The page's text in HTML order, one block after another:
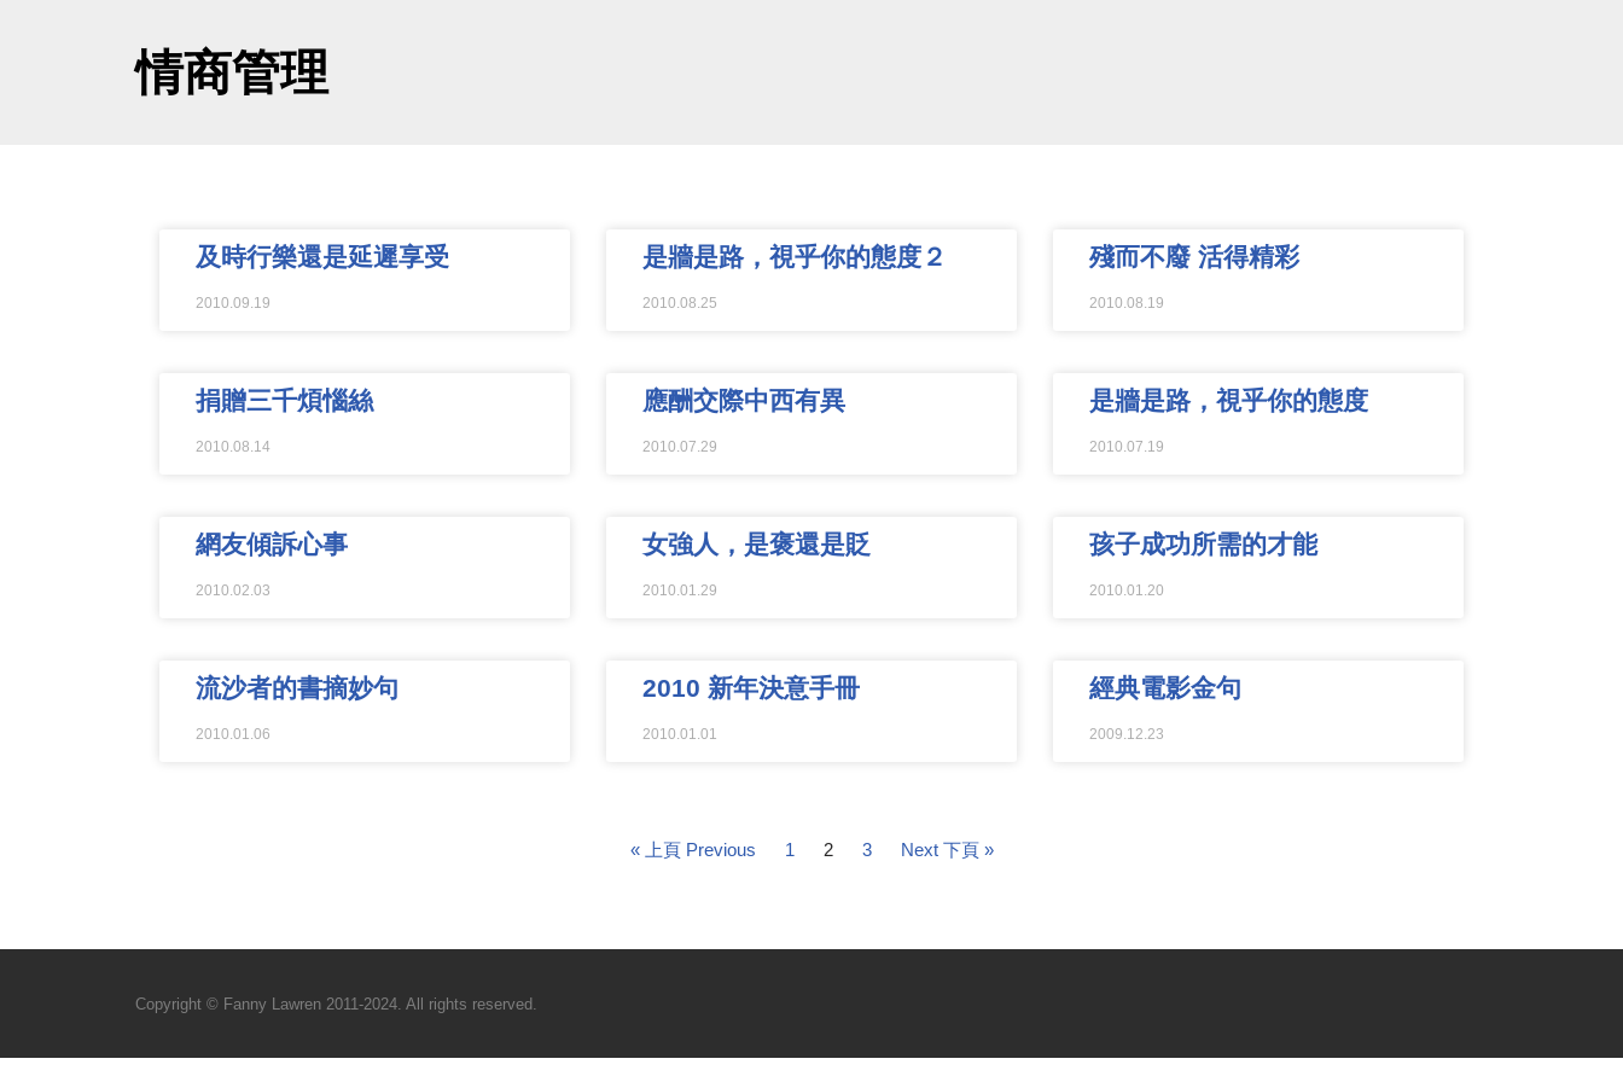
情商管理
及時行樂還是延遲享受
2010.09.19
是牆是路，視乎你的態度２
2010.08.25
殘而不廢 活得精彩
2010.08.19
捐贈三千煩惱絲
2010.08.14
應酬交際中西有異
2010.07.29
是牆是路，視乎你的態度
2010.07.19
網友傾訴心事
2010.02.03
女強人，是褒還是貶
2010.01.29
孩子成功所需的才能
2010.01.20
流沙者的書摘妙句
2010.01.06
2010 新年決意手冊
2010.01.01
經典電影金句
2009.12.23
« 上頁 Previous 1 2 3 Next 下頁 »
Copyright © Fanny Lawren 2011-2024. All rights reserved.